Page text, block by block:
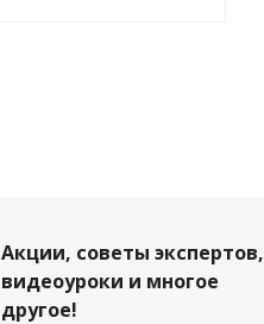
Акции, советы экспертов,
видеоуроки и многое
другое!